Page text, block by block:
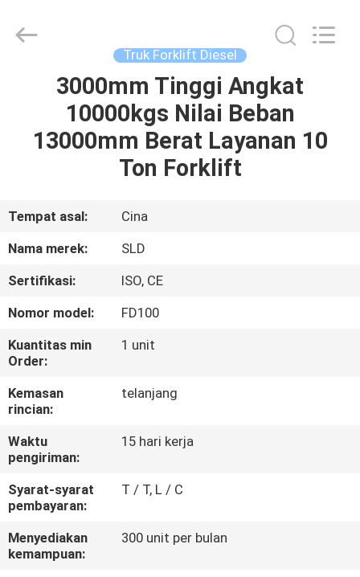
RUMAH
PRODUK
KAMI
PABRIK
KONTROL
KUALITAS
POLICY
Truk Forklift Diesel
3000mm Tinggi Angkat
10000kgs Nilai Beban
13000mm Berat Layanan 10
Ton Forklift
Tempat asal:
Cina
Nama merek:
SLD
Sertifikasi:
ISO, CE
Nomor model:
FD100
Kuantitas min
Order:
1 unit
Kemasan
rincian:
telanjang
Waktu
pengiriman:
15 hari kerja
Syarat-syarat
pembayaran:
T / T, L / C
Menyediakan
kemampuan:
300 unit per bulan